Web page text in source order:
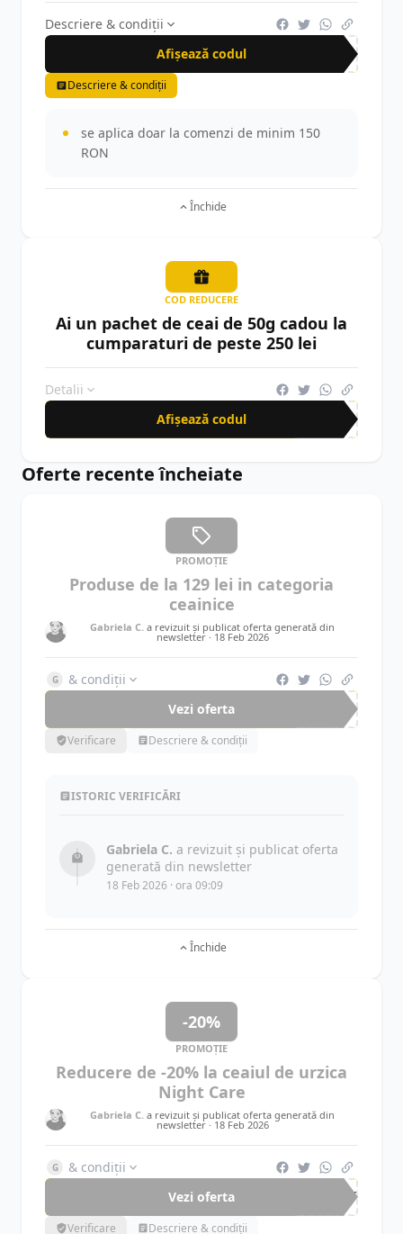
Descriere & condiții
Afișează codul
CR-
Descriere & condiții
se aplica doar la comenzi de minim 150
RON
Închide
COD REDUCERE
Ai un pachet de ceai de 50g cadou la
cumparaturi de peste 250 lei
Detalii
Afișează codul
CR-
Oferte recente încheiate
PROMOȚIE
Produse de la 129 lei in categoria
ceainice
Gabriela C. a revizuit și publicat oferta generată din
newsletter · 18 Feb 2026
G
& condiții
Vezi oferta
Verificare Descriere & condiții
ISTORIC VERIFICĂRI
Gabriela C. a revizuit și publicat oferta
generată din newsletter
18 Feb 2026 · ora 09:09
Închide
-20%
PROMOȚIE
Reducere de -20% la ceaiul de urzica
Night Care
Gabriela C. a revizuit și publicat oferta generată din
newsletter · 18 Feb 2026
G
& condiții
Vezi oferta
-20%
Verificare Descriere & condiții